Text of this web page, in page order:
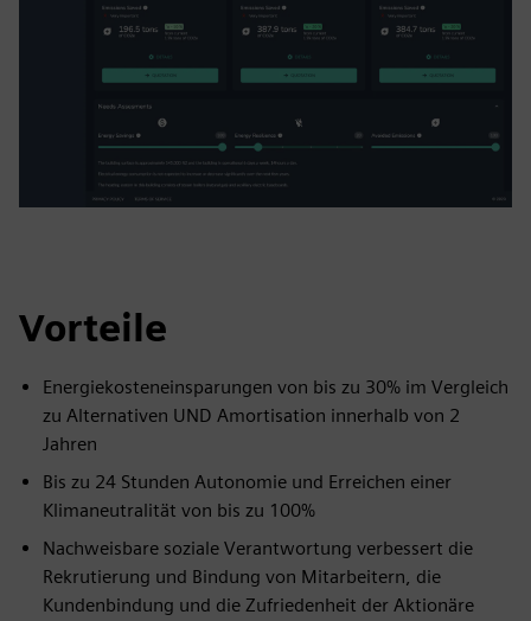
Vorteile
Energiekosteneinsparungen von bis zu 30% im Vergleich
zu Alternativen UND Amortisation innerhalb von 2
Jahren
Bis zu 24 Stunden Autonomie und Erreichen einer
Klimaneutralität von bis zu 100%
Nachweisbare soziale Verantwortung verbessert die
Rekrutierung und Bindung von Mitarbeitern, die
Kundenbindung und die Zufriedenheit der Aktionäre